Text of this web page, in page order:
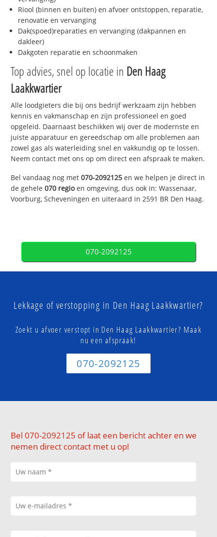
Riool (binnen en buiten) en afvoer ontstoppen, reparatie,
renovatie en vervanging
Dak(spoed)reparaties en vervanging (dakpannen en
dakleer)
Dakgoten reparatie en schoonmaken
Top advies, snel op locatie in Den Haag
Laakkwartier
Alle loodgieters die bij ons bedrijf werkzaam zijn hebben
kennis en vakmanschap en zijn professioneel en goed
opgeleid. Daarnaast beschikken wij over de modernste en
juiste apparatuur en gereedschap om alle problemen aan
zowel gas als waterleiding snel en vakkundig op te lossen.
Neem contact met ons op om direct een afspraak te maken.
Bel vandaag nog met070-2092125 en we helpen je direct in
de gehele070 regioen omgeving, dus ook in: Wassenaar,
Voorburg, Scheveningen en uiteraard in 2591 BR Den Haag.
070-2092125
Lekkage of verstopping in Den Haag Laakkwartier?
Zoekt u afvoer verstopt in Den Haag Laakkwartier? Maak
nu een afspraak!
070-2092125
Bel 070-2092125 of laat een bericht achter en we
nemen direct contact met u op!